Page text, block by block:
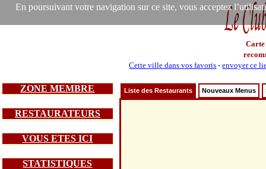
En poursuivant votre navigation sur ce site, vous acceptez
Carte
Cette ville dans vos favoris -envoyer ce
ZONE MEMBRE
RESTAURATEURS
VOUS ETES ICI
STATISTIQUES
Liste des Restaurants Nouveaux Menus